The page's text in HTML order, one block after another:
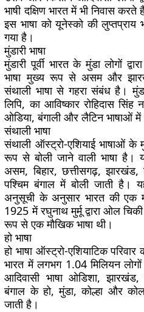
भाषी दक्षिण भारत में भी निवास
इस भाषा को यूनेस्को की लुप्तप्राय
गया है।
मुंडारी भाषा
मुंडारी पूर्वी भारत के मुंडा लोगों
भाषा मुख्य रूप से असम और
संथाली भाषा से गहरा संबंध है।
लिपि, का आविष्कार रोहिदास सिंह
ओडिया, बंगाली और लैटिन भाषाओं में
संथाली भाषा
संथाली ऑस्ट्रो-एशियाई भाषाओं के
रूप से बोली जाने वाली भाषा है।
असम, बिहार, छत्तीसगढ़, झारखंड,
पश्चिम बंगाल में बोली जाती है।
अनुसूची के अनुसार भारत की एक
1925 में रघुनाथ मुर्मू द्वारा ओल
रूप से एक मौखिक भाषा थी।
हो भाषा
हो भाषा ऑस्ट्रो-एशियाटिक
भारत में लगभग 1.04 मिलियन लोगों
आदिवासी भाषा ओडिशा,
बंगाल के हो, मुंडा, कोल्हा और कोल
जाती है।